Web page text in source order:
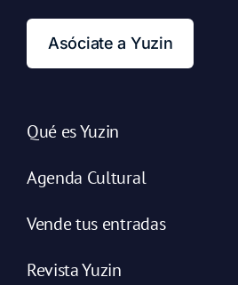
Asóciate a Yuzin
Qué es Yuzin
Agenda Cultural
Vende tus entradas
Revista Yuzin